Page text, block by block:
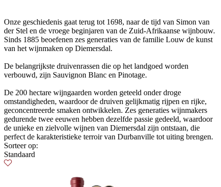
Onze geschiedenis gaat terug tot 1698, naar de tijd van Simon van
der Stel en de vroege beginjaren van de Zuid-Afrikaanse wijnbouw.
Sinds 1885 beoefenen zes generaties van de familie Louw de kunst
van het wijnmaken op Diemersdal.
De belangrijkste druivenrassen die op het landgoed worden
verbouwd, zijn Sauvignon Blanc en Pinotage.
De 200 hectare wijngaarden worden geteeld onder droge
omstandigheden, waardoor de druiven gelijkmatig rijpen en rijke,
geconcentreerde smaken ontwikkelen. Zes generaties wijnmakers
gedurende twee eeuwen hebben dezelfde passie gedeeld, waardoor
de unieke en zielvolle wijnen van Diemersdal zijn ontstaan, die
perfect de karakteristieke terroir van Durbanville tot uiting brengen.
Sorteer op:
Standaard